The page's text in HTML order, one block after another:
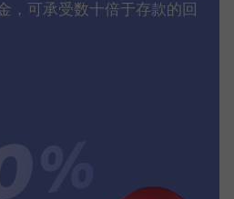
，可承受数十倍于存款的回